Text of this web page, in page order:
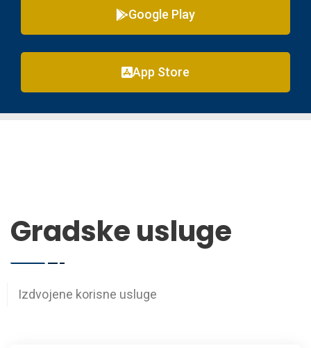
Google Play
App Store
Gradske usluge
Izdvojene korisne usluge